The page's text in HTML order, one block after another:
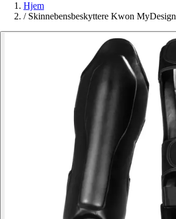
Hjem
/ Skinnebensbeskyttere Kwon MyDesign